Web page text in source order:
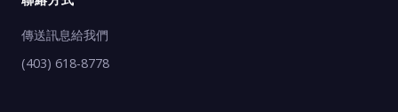
傳送訊息給我們
(403) 618-8778